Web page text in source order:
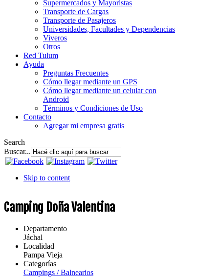
Supermercados y Mayoristas
Transporte de Cargas
Transporte de Pasajeros
Universidades, Facultades y Dependencias
Viveros
Otros
Red Tulum
Ayuda
Preguntas Frecuentes
Cómo llegar mediante un GPS
Cómo llegar mediante un celular con
Android
Términos y Condiciones de Uso
Contacto
Agregar mi empresa gratis
Search
Buscar...
Skip to content
Camping Doña Valentina
Departamento
Jáchal
Localidad
Pampa Vieja
Categorías
Campings / Balnearios